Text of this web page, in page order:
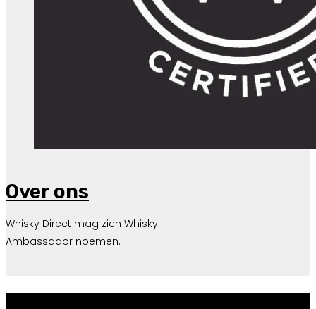
Over ons
Whisky Direct mag zich Whisky
Ambassador noemen.